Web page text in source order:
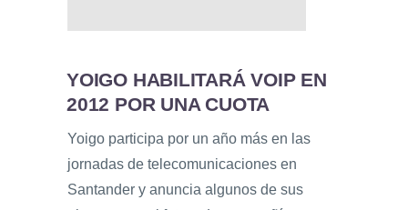
YOIGO HABILITARÁ VOIP EN
2012 POR UNA CUOTA
Yoigo participa por un año más en las
jornadas de telecomunicaciones en
Santander y anuncia algunos de sus